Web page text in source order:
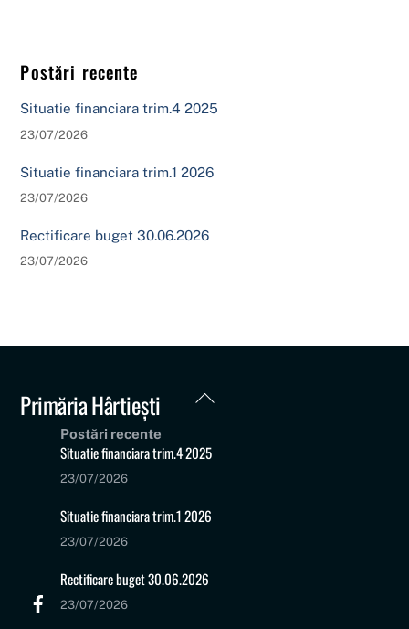
Postări recente
Situatie financiara trim.4 2025
23/07/2026
Situatie financiara trim.1 2026
23/07/2026
Rectificare buget 30.06.2026
23/07/2026
Back
Primăria Hârtiești
Postări recente
Situatie financiara trim.4 2025
23/07/2026
Situatie financiara trim.1 2026
23/07/2026
Rectificare buget 30.06.2026
23/07/2026